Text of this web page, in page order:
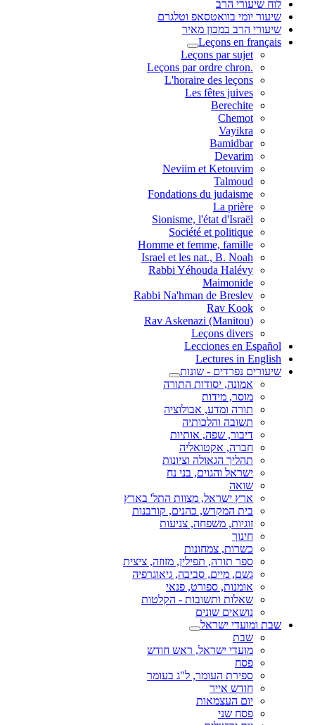
לוח שיעורי הרב
שיעור יומי בוואטסאפ וטלגרם
שיעורי הרב במכון מאיר
Leçons en français
Leçons par sujet
.Leçons par ordre chron
L'horaire des leçons
Les fêtes juives
Berechite
Chemot
Vayikra
Bamidbar
Devarim
Neviim et Ketouvim
Talmoud
Fondations du judaisme
La prière
Sionisme, l'état d'Israël
Société et politique
Homme et femme, famille
Israel et les nat., B. Noah
Rabbi Yéhouda Halévy
Maimonide
Rabbi Na'hman de Breslev
Rav Kook
(Rav Askenazi (Manitou
Leçons divers
Lecciones en Español
Lectures in English
שיעורים נפרדים - שונות
אמונה, יסודות התורה
מוסר, מידות
תורה ומדע, אבולוציה
תשובה והלכותיה
דיבור, שפה, אותיות
חברה, אקטואליה
תהליך הגאולה וציונות
ישראל והגוים, בני נח
שואה
ארץ ישראל, מצוות התל' בארץ
בית המקדש, כהנים, קורבנות
זוגיות, משפחה, צניעות
חינוך
כשרות, צמחונות
ספר תורה, תפילין, מזוזה, ציצית
גשם, מיים, סביבה, גיאוגרפיה
אומנות, ספורט, פנאי
שאלות ותשובות - הקלטות
נושאים שונים
שבת ומועדי ישראל
שבת
מועדי ישראל, ראש חודש
פסח
ספירת העומר, ל"ג בעומר
חודש אייר
יום העצמאות
פסח שני